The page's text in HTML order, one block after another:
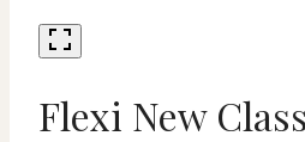
Flexi New